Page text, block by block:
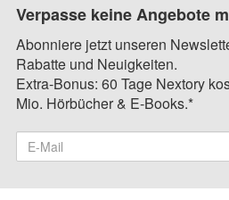
Verpasse keine Angebote
Abonniere jetzt unseren
Rabatte und Neuigkeiten.
Extra-Bonus: 60 Tage Nextory
Mio. Hörbücher & E-Books.*